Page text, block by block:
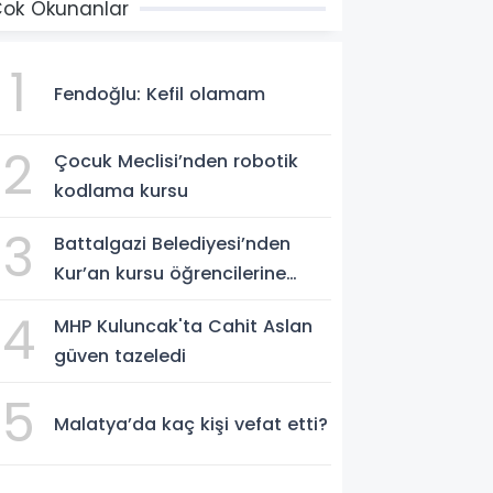
Okunanlar
1 Fendoğlu: Kefil olamam
2
Çocuk Meclisi’nden robotik
kodlama kursu
3
Battalgazi Belediyesi’nden
Kur’an kursu öğrencilerine
4
MHP Kuluncak'ta Cahit Aslan
güven tazeledi
5 Malatya’da kaç kişi vefat etti?